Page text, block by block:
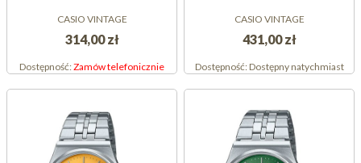
CASIO VINTAGE
314,00 zł
Dostępność:Zamów telefonicznie
CASIO VINTAGE
431,00 zł
Dostępność:Dostępny natychmiast